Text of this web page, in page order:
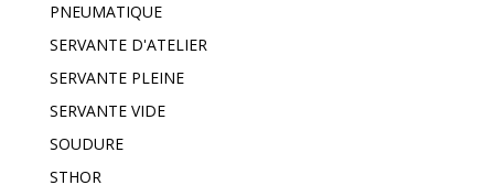
PNEUMATIQUE
SERVANTE D'ATELIER
SERVANTE PLEINE
SERVANTE VIDE
SOUDURE
STHOR